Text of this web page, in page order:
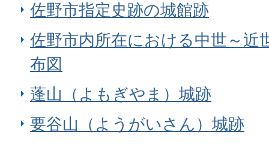
佐野市指定史跡の城館跡
佐野市内所在における中世～近
布図
蓬山（よもぎやま）城跡
要谷山（ようがいさん）城跡